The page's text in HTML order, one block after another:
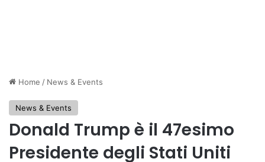
Home / News & Events
News & Events
Donald Trump è il 47esimo
Presidente degli Stati Uniti